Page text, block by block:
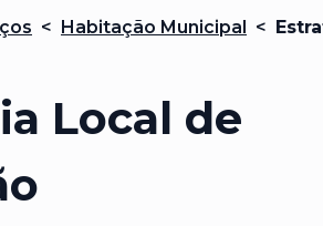
< Habitação Municipal <
Local de